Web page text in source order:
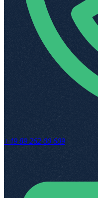
+49 89 262 00 609